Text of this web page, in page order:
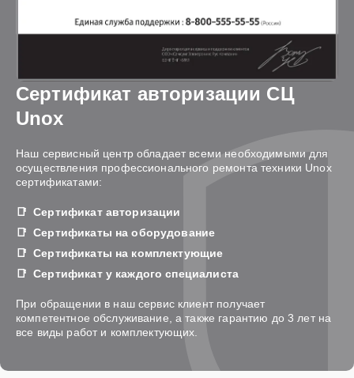
Сертификат авторизации СЦ
Unox
Наш сервисный центр обладает всеми необходимыми для
осуществления профессионального ремонта техники Unox
сертификатами:
Сертификат авторизации
Сертификаты на оборудование
Сертификаты на комплектующие
Сертификат у каждого специалиста
При обращении в наш сервис клиент получает
компетентное обслуживание, а также гарантию до 3 лет на
все виды работ и комплектующих.